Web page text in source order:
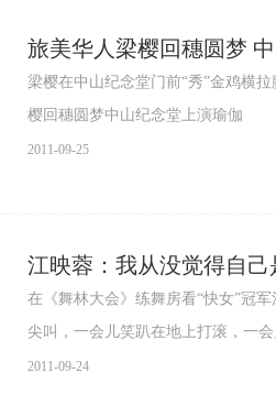
旅美华人梁樱回穗圆梦
梁樱在中山纪念堂门前“秀”金鸡横拉腿的瑜伽造型。童文改
樱回穗圆梦中山纪念堂上演瑜伽
2011-09-25
江映蓉：我从没觉得自
在《舞林大会》练舞房看“快女”冠
尖叫，一会儿笑趴在地上打滚，一
2011-09-24